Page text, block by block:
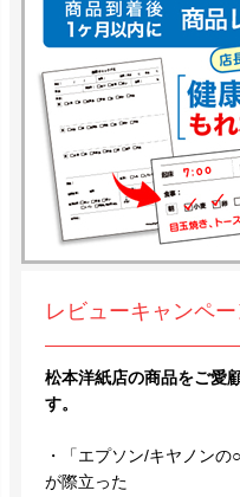
レビューキャンペー
松本洋紙店の商品をご愛
す。
・「エプソン/キヤノン
が際立った